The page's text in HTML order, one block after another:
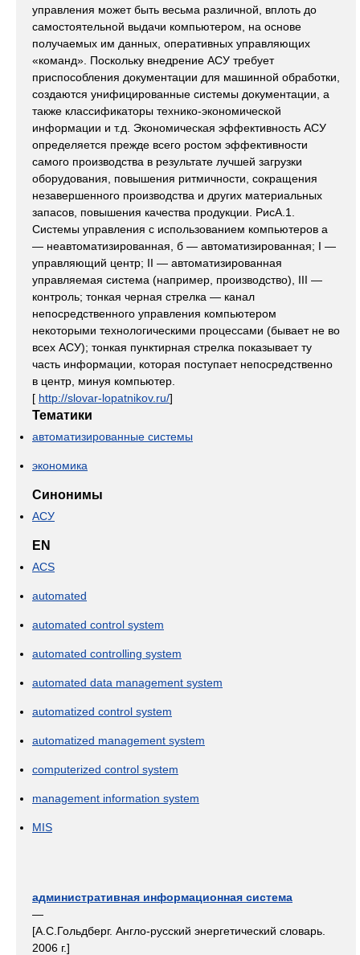
управления может быть весьма различной, вплоть до
самостоятельной выдачи компьютером, на основе
получаемых им данных, оперативных управляющих
«команд». Поскольку внедрение АСУ требует
приспособления документации для машинной обработки,
создаются унифицированные системы документации, а
также классификаторы технико-экономической
информации и т.д. Экономическая эффективность АСУ
определяется прежде всего ростом эффективности
самого производства в результате лучшей загрузки
оборудования, повышения ритмичности, сокращения
незавершенного производства и других материальных
запасов, повышения качества продукции. РисА.1.
Системы управления с использованием компьютеров а
— неавтоматизированная, б — автоматизированная; I —
управляющий центр; II — автоматизированная
управляемая система (например, производство), III —
контроль; тонкая черная стрелка — канал
непосредственного управления компьютером
некоторыми технологическими процессами (бывает не во
всех АСУ); тонкая пунктирная стрелка показывает ту
часть информации, которая поступает непосредственно
в центр, минуя компьютер.
[ http://slovar-lopatnikov.ru/]
Тематики
автоматизированные системы
экономика
Синонимы
АСУ
EN
ACS
automated
automated control system
automated controlling system
automated data management system
automatized control system
automatized management system
computerized control system
management information system
MIS
административная информационная система
—
[А.С.Гольдберг. Англо-русский энергетический словарь.
2006 г.]